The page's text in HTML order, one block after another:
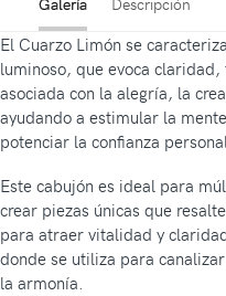
El Cuarzo Limón se
luminoso, que evoca
asociada con la alegría, la
ayudando a estimular la
potenciar la confianza
Este cabujón es ideal para
crear piezas únicas que
para atraer vitalidad y
donde se utiliza para
la armonía.